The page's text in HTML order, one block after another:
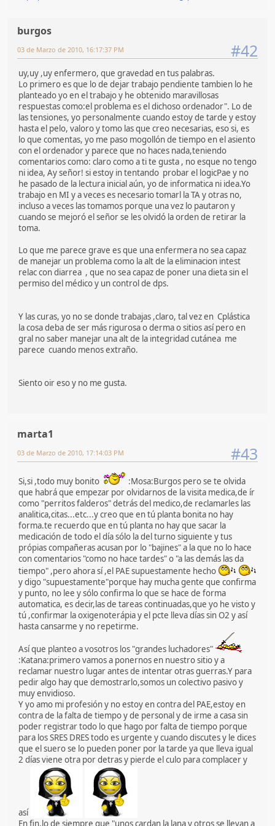
burgos
#42
03 de Marzo de 2010, 16:17:37 PM
uy,uy ,uy enfermero, que gravedad en tus palabras.
Lo primero es que lo de dejar trabajo pendiente tambien lo he
planteado yo en el trabajo y he obtenido maravillosas
respuestas como:el problema es el dichoso ordenador". Lo de
las tensiones, yo personalmente cuando estoy de tarde y estoy
hasta el pelo, valoro y tomo las que creo necesarias, eso si, es
lo que comentas, yo me paso mogollón de tiempo en el asiento
con el ordenador y parece que no haces nada,teniendo
comentarios como: claro como a ti te gusta , no esque no tengo
ni idea, Ay señor! si estoy in tentando probar el logicPae y no
he pasado de la lectura inicial aún, yo de informatica ni idea.Yo
trabajo en MI y a veces es necesario tomarl la TA y otras no,
incluso a veces las tomamos porque una vez lo pautaron y
cuando se mejoró el señor se les olvidó la orden de retirar la
toma.
Lo que me parece grave es que una enfermera no sea capaz
de manejar un problema como la alt de la eliminacion intest
relac con diarrea , que no sea capaz de poner una dieta sin el
permiso del médico y un control de dps.
Y las curas, yo no se donde trabajas ,claro, tal vez en Cplástica
la cosa deba de ser más rigurosa o derma o sitios así pero en
gral no saber manejar una alt de la integridad cutánea me
parece cuando menos extraño.
Siento oir eso y no me gusta.
marta1
#43
03 de Marzo de 2010, 17:14:03 PM
Si,si ,todo muy bonito
:Mosa:Burgos pero se te olvida
que habrá que empezar por olvidarnos de la visita medica,de ír
como "perritos falderos" detrás del medico,de reclamarles las
analitica,citas...etc...y creo que en tú planta bonita no hay
forma.te recuerdo que en tú planta no hay que sacar la
medicación de todo el día sólo la del turno siguiente y tus
própias compañeras acusan por lo "bajines" a la que no lo hace
con comentarios "como no hace tardes" o "a las demás las da
tiempo" ,pero ahora sí ,el PAE supuestamente hecho
y digo "supuestamente"porque hay mucha gente que confirma
y punto, no lee y sólo confirma lo que se hace de forma
automatica, es decir,las de tareas continuadas,que yo he visto y
tú ,confirmar la oxigenoterápia y el pcte lleva días sin O2 y así
hasta cansarme y no repetirme.
Así que planteo a vosotros los "grandes luchadores"
:Katana:primero vamos a ponernos en nuestro sitio y a
reclamar nuestro lugar antes de intentar otras guerras.Y para
pedir algo hay que demostrarlo,somos un colectivo pasivo y
muy envidioso.
Y yo amo mi profesión y no estoy en contra del PAE,estoy en
contra de la falta de tiempo y de personal y de irme a casa sin
poder registrar todo lo que hago por falta de tiempo porque
para los SRES DRES todo es urgente y cuando discutes y le dices
que el suero se lo pueden poner por la tarde ya que lleva igual
2 días viene otra por detras y pierde el culo para complacer y
así